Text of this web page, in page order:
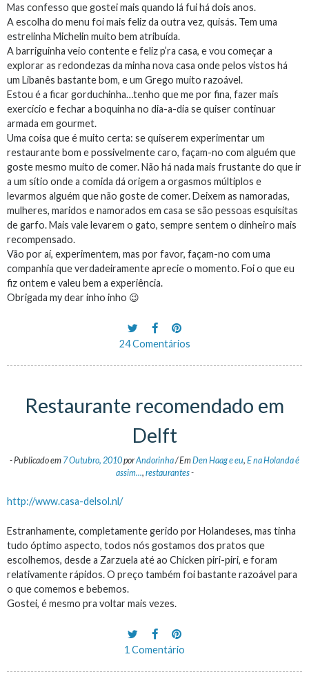
Mas confesso que gostei mais quando lá fui há dois anos.
A escolha do menu foi mais feliz da outra vez, quisás. Tem uma
estrelinha Michelin muito bem atribuída.
A barriguinha veio contente e feliz p’ra casa, e vou começar a
explorar as redondezas da minha nova casa onde pelos vistos há
um Libanês bastante bom, e um Grego muito razoável.
Estou é a ficar gorduchinha…tenho que me por fina, fazer mais
exercício e fechar a boquinha no dia-a-dia se quiser continuar
armada em gourmet.
Uma coisa que é muito certa: se quiserem experimentar um
restaurante bom e possivelmente caro, façam-no com alguém que
goste mesmo muito de comer. Não há nada mais frustante do que ir
a um sítio onde a comida dá origem a orgasmos múltiplos e
levarmos alguém que não goste de comer. Deixem as namoradas,
mulheres, maridos e namorados em casa se são pessoas esquisitas
de garfo. Mais vale levarem o gato, sempre sentem o dinheiro mais
recompensado.
Vão por aí, experimentem, mas por favor, façam-no com uma
companhia que verdadeiramente aprecie o momento. Foi o que eu
fiz ontem e valeu bem a experiência.
Obrigada my dear inho inho 😉
24 Comentários
Restaurante recomendado em
Delft
-Publicado em 7 Outubro, 2010porAndorinha/EmDen Haag e eu, E na Holanda é
assim..., restaurantes-
http://www.casa-delsol.nl/
Estranhamente, completamente gerido por Holandeses, mas tinha
tudo óptimo aspecto, todos nós gostamos dos pratos que
escolhemos, desde a Zarzuela até ao Chicken piri-piri, e foram
relativamente rápidos. O preço também foi bastante razoável para
o que comemos e bebemos.
Gostei, é mesmo pra voltar mais vezes.
1 Comentário